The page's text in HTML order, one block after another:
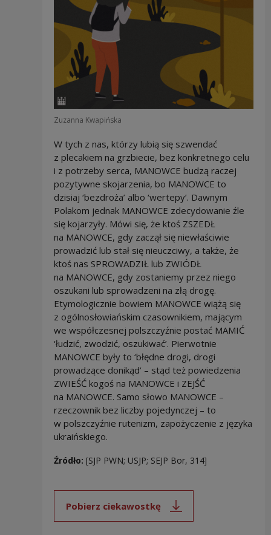
Zuzanna Kwapińska
W tych z nas, którzy lubią się szwendać
z plecakiem na grzbiecie, bez konkretnego celu
i z potrzeby serca, MANOWCE budzą raczej
pozytywne skojarzenia, bo MANOWCE to
dzisiaj ‘bezdroża’ albo ‘wertepy’. Dawnym
Polakom jednak MANOWCE zdecydowanie źle
się kojarzyły. Mówi się, że ktoś ZSZEDŁ
na MANOWCE, gdy zaczął się niewłaściwie
prowadzić lub stał się nieuczciwy, a także, że
ktoś nas SPROWADZIŁ lub ZWIÓDŁ
na MANOWCE, gdy zostaniemy przez niego
oszukani lub sprowadzeni na złą drogę.
Etymologicznie bowiem MANOWCE wiążą się
z ogólnosłowiańskim czasownikiem, mającym
we współczesnej polszczyźnie postać MAMIĆ
‘łudzić, zwodzić, oszukiwać’. Pierwotnie
MANOWCE były to ‘błędne drogi, drogi
prowadzące donikąd’ – stąd też powiedzenia
ZWIEŚĆ kogoś na MANOWCE i ZEJŚĆ
na MANOWCE. Samo słowo MANOWCE –
rzeczownik bez liczby pojedynczej – to
w polszczyźnie rutenizm, zapożyczenie z języka
ukraińskiego.
Źródło: [SJP PWN; USJP; SEJP Bor, 314]
Pobierz ciekawostkę
Uwaga, link zostanie otwarty